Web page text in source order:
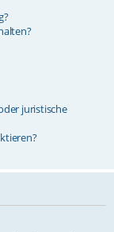
juristische